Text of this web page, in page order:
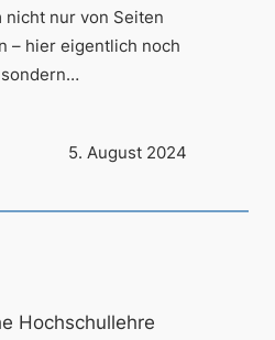
nicht nur von Seiten
– hier eigentlich noch
5. August 2024
Hochschullehre